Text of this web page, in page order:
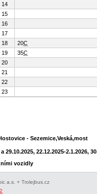
14
15
16
17
18
20C
19
35C
20
21
22
23
- Sezemice,Veská,most
22.12.2025-2.1.2026,
vozidly
a.s. + Trolejbus.cz